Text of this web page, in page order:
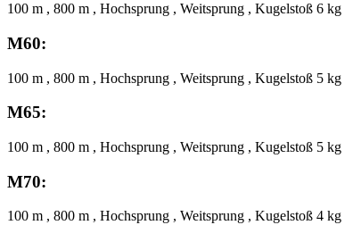
100 m , 800 m , Hochsprung , Weitsprung , Kugelstoß 6 kg
M60:
100 m , 800 m , Hochsprung , Weitsprung , Kugelstoß 5 kg
M65:
100 m , 800 m , Hochsprung , Weitsprung , Kugelstoß 5 kg
M70:
100 m , 800 m , Hochsprung , Weitsprung , Kugelstoß 4 kg